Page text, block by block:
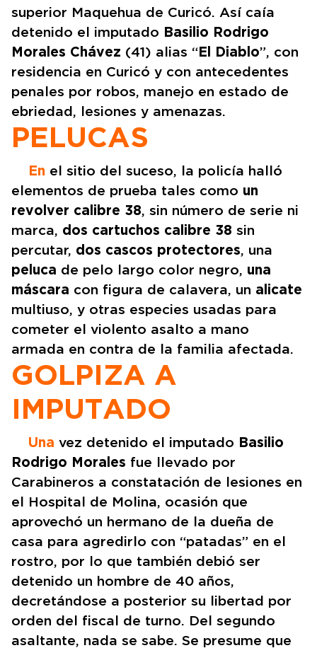
superior Maquehua de Curicó. Así caía
detenido el imputado
Basilio Rodrigo
Morales Chávez (41) alias “ El Diablo”, con
residencia en Curicó y con antecedentes
penales por robos, manejo en estado de
ebriedad, lesiones y amenazas.
PELUCAS
En el sitio del suceso, la policía halló
elementos de prueba tales como un
revolver calibre 38, sin número de serie ni
marca, dos cartuchos calibre 38 sin
percutar, dos cascos protectores, una
peluca de pelo largo color negro, una
máscara con figura de calavera, un alicate
multiuso, y otras especies usadas para
cometer el violento asalto a mano
armada en contra de la familia afectada.
GOLPIZA A
IMPUTADO
Una vez detenido el imputado
Basilio
Rodrigo Morales fue llevado por
Carabineros a constatación de lesiones en
el Hospital de Molina, ocasión que
aprovechó un hermano de la dueña de
casa para agredirlo con “patadas” en el
rostro, por lo que también debió ser
detenido un hombre de 40 años,
decretándose a posterior su libertad por
orden del fiscal de turno. Del segundo
asaltante, nada se sabe. Se presume que